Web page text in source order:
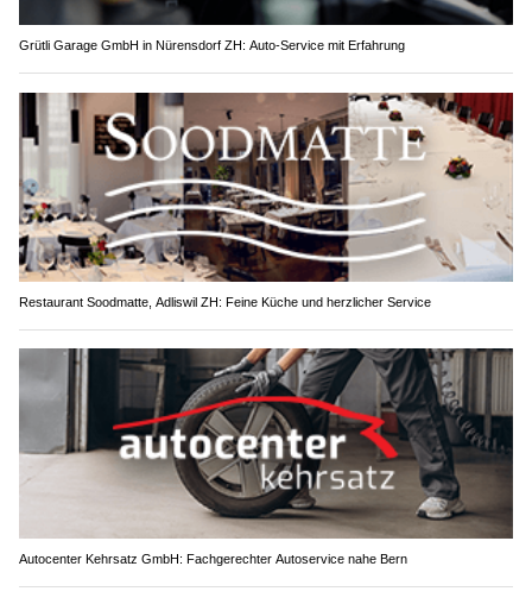
Grütli Garage GmbH in Nürensdorf ZH: Auto-Service mit Erfahrung
Restaurant Soodmatte, Adliswil ZH: Feine Küche und herzlicher Service
Autocenter Kehrsatz GmbH: Fachgerechter Autoservice nahe Bern